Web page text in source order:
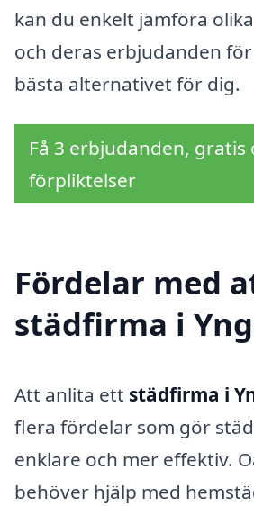
kan du enkelt jämföra
och deras erbjudanden
bästa alternativet för dig.
Få 3 erbjudanden, gratis
förpliktelser
Fördelar med
städfirma i
Att anlita ett städfirma i
flera fördelar som gör
enklare och mer effektiv.
behöver hjälp med